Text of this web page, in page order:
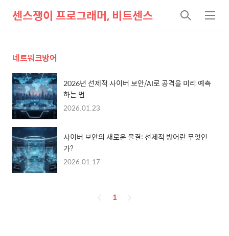
센스쟁이 프로그래머, 비트센스
검
색
메
뉴
네트워크방어
2026년 선제적 사이버 보안/AI로 공격을 미리 예측
하는 법
2026.01.23
사이버 보안의 새로운 물결: 선제적 방어란 무엇인
가?
2026.01.17
페
1